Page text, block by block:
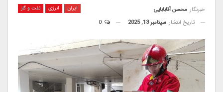
ایران انرژی نفت و گاز خبرنگار محسن آقابابایی
تاریخ انتشار سپتامبر 13, 2025